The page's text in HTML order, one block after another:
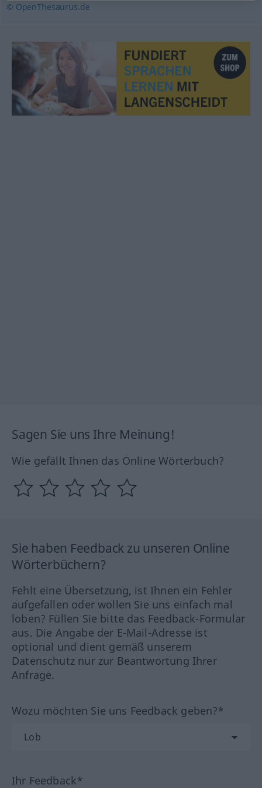
© OpenThesaurus.de
Sagen Sie uns Ihre Meinung!
Wie gefällt Ihnen das Online Wörterbuch?
Sie haben Feedback zu unseren Online
Wörterbüchern?
Fehlt eine Übersetzung, ist Ihnen ein Fehler
aufgefallen oder wollen Sie uns einfach mal
loben? Füllen Sie bitte das Feedback-Formular
aus. Die Angabe der E-Mail-Adresse ist
optional und dient gemäß unserem
Datenschutz nur zur Beantwortung Ihrer
Anfrage.
Wozu möchten Sie uns Feedback geben?*
Ihr Feedback*